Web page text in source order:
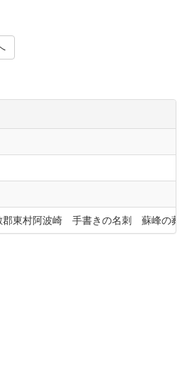
東村阿波崎 手書きの名刺 蘇峰の葬